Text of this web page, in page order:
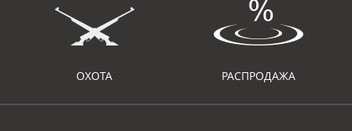
ОХОТА РАСПРОДАЖА